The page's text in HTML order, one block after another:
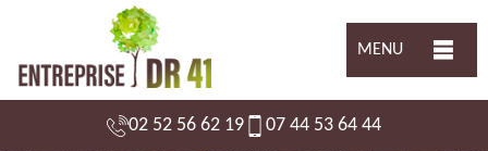
MENU
02 52 56 62 19 07 44 53 64 44